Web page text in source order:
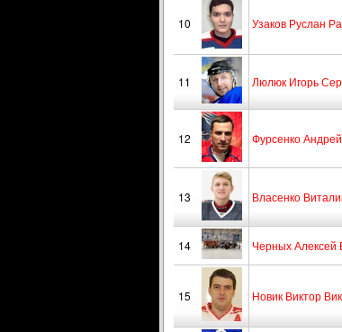
10 Узаков Руслан
11 Люлюк Игорь
12 Фурсенко
13 Власенко
14 Черных Алексей
15 Новик Виктор